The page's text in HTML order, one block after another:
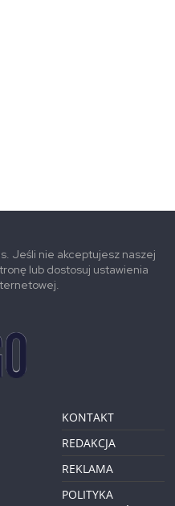
Jeśli nie akceptujesz naszej
lub dostosuj ustawienia
KONTAKT
REDAKCJA
REKLAMA
POLITYKA